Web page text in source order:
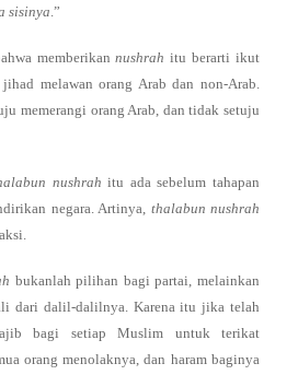
sisinya .”
memberikannushrah itu berarti ikut
melawan orang Arab dan non-Arab.
memerangi orang Arab, dan tidak setuju
nushrah itu ada sebelum tahapan
negara. Artinya, thalabun nushrah
bukanlah pilihan bagi partai, melainkan
dari dalil-dalilnya. Karena itu jika telah
bagi setiap Muslim untuk terikat
orang menolaknya, dan haram baginya